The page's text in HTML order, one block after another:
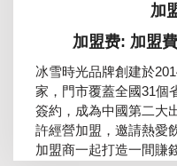
加
加盟费: 加盟
冰雪時光品牌創建於
家，門市覆蓋全國31個
簽約，成為中國第二大
許經營加盟，邀請熱愛
加盟商一起打造一間賺